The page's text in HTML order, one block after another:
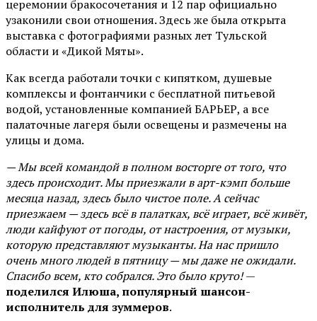
церемонии бракосочетания и 12 пар официально
узаконили свои отношения. Здесь же была открыта
выставка с фотографиями разных лет Тульской
области и «Дикой Мяты».
Как всегда работали точки с кипятком, душевые
комплексы и фонтанчики с бесплатной питьевой
водой, установленные компанией БАРЬЕР, а все
палаточные лагеря были освещены и размечены на
улицы и дома.
— Мы всей командой в полном восторге от того, что
здесь происходит. Мы приезжали в арт-кэмп больше
месяца назад, здесь было чистое поле. А сейчас
приезжаем — здесь всё в палатках, всё играет, всё живёт,
люди кайфуют от погоды, от настроения, от музыки,
которую представляют музыканты. На нас пришло
очень много людей в пятницу — мы даже не ожидали.
Спасибо всем, кто собрался. Это было круто!—
поделился Илюша, популярный шансон-
исполнитель для зуммеров.